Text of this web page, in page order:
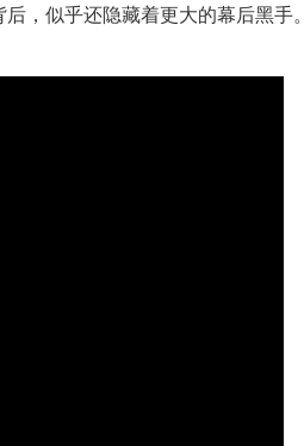
，似乎还隐藏着更大的幕后黑手。